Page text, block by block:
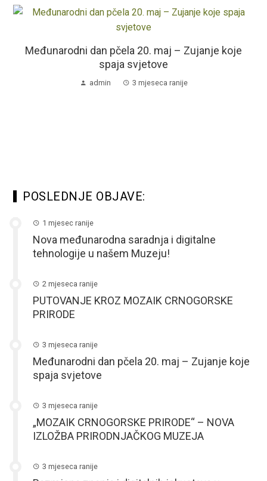
Međunarodni dan pčela 20. maj – Zujanje koje
spaja svjetove
admin 3 mjeseca ranije
POSLEDNJE OBJAVE:
1 mjesec ranije
Nova međunarodna saradnja i digitalne
tehnologije u našem Muzeju!
2 mjeseca ranije
PUTOVANJE KROZ MOZAIK CRNOGORSKE
PRIRODE
3 mjeseca ranije
Međunarodni dan pčela 20. maj – Zujanje koje
spaja svjetove
3 mjeseca ranije
„MOZAIK CRNOGORSKE PRIRODE“ – NOVA
IZLOŽBA PRIRODNJAČKOG MUZEJA
3 mjeseca ranije